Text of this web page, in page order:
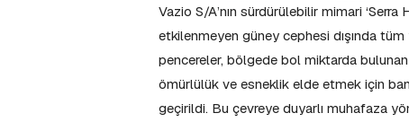
Vazio S/A’nın sürdürülebilir mimari ‘Serra
etkilenmeyen güney cephesi dışında
pencereler, bölgede bol miktarda
ömürlülük ve esneklik elde etmek için
geçirildi. Bu çevreye duyarlı muhafaza